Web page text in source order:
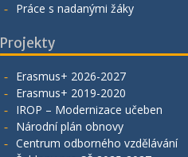
Práce s nadanými žáky
Projekty
Erasmus+ 2026-2027
Erasmus+ 2019-2020
IROP – Modernizace učeben
Národní plán obnovy
Centrum odborného vzdělávání